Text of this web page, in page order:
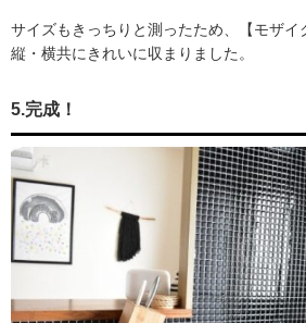
サイズもきっちりと測ったため、【モザイ
縦・横共にきれいに収まりました。
5.完成！